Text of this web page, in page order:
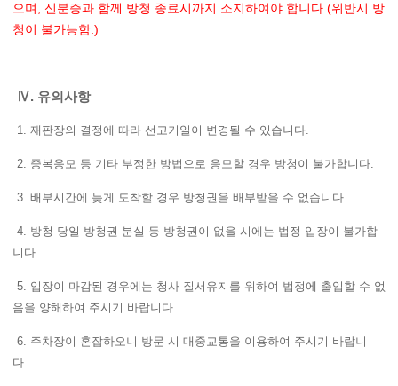
으며, 신분증과 함께 방청 종료시까지 소지하여야 합니다.(위반시 방
청이 불가능함.)
Ⅳ. 유의사항
1. 재판장의 결정에 따라 선고기일이 변경될 수 있습니다.
2. 중복응모 등 기타 부정한 방법으로 응모할 경우 방청이 불가합니다.
3. 배부시간에 늦게 도착할 경우 방청권을 배부받을 수 없습니다.
4. 방청 당일 방청권 분실 등 방청권이 없을 시에는 법정 입장이 불가합
니다.
5. 입장이 마감된 경우에는 청사 질서유지를 위하여 법정에 출입할 수 없
음을 양해하여 주시기 바랍니다.
6. 주차장이 혼잡하오니 방문 시 대중교통을 이용하여 주시기 바랍니
다.